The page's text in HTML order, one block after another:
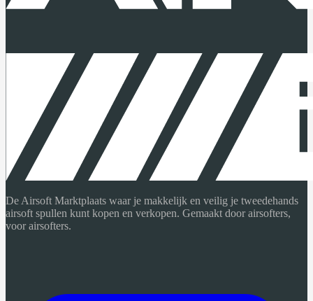
De Airsoft Marktplaats waar je makkelijk en veilig je tweedehands
airsoft spullen kunt kopen en verkopen. Gemaakt door airsofters,
voor airsofters.